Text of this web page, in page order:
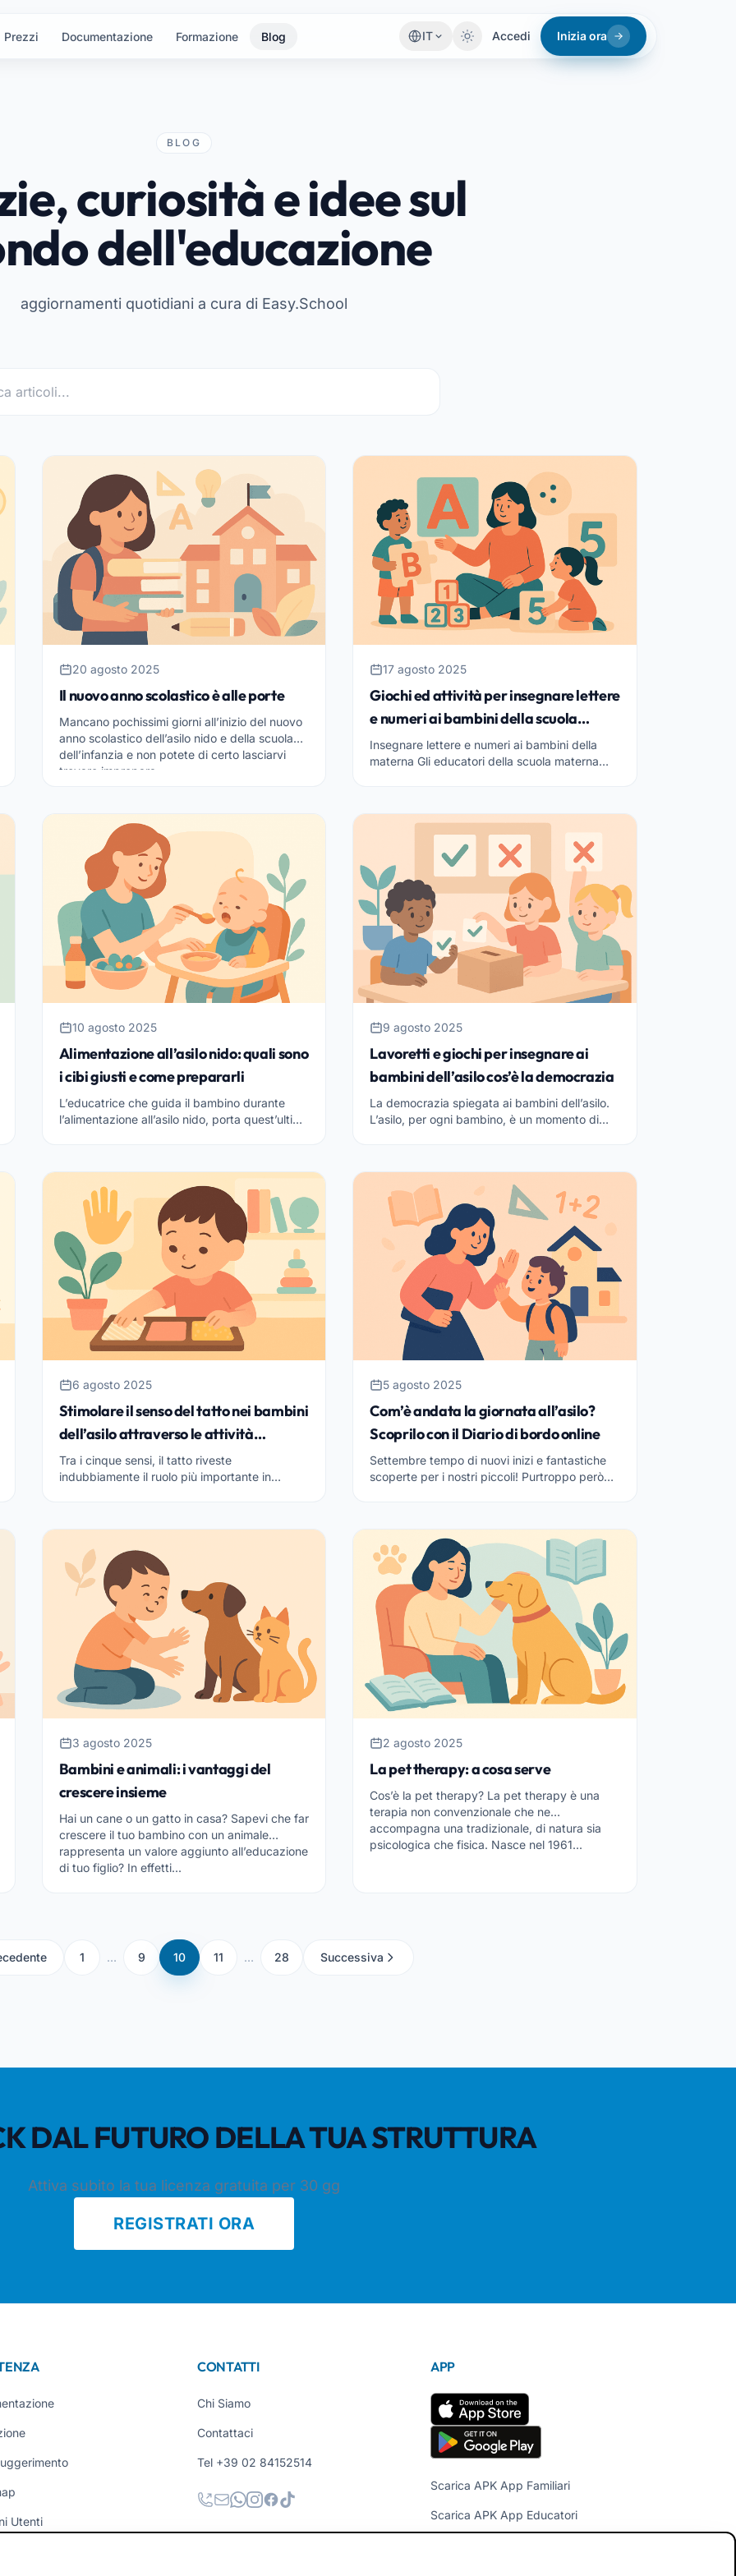
Prezzi Documentazione Formazione Blog IT Accedi Inizia ora
BLOG
curiosità e idee sul
dell'educazione
aggiornamenti quotidiani a cura di Easy.School
20 agosto 2025
Il nuovo anno scolastico è alle porte
Mancano pochissimi giorni all’inizio del nuovo
anno scolastico dell’asilo nido e della scuola
dell’infanzia e non potete di certo lasciarvi
trovare imprepara...
17 agosto 2025
Giochi ed attività per insegnare lettere
e numeri ai bambini della scuola
dell’infanzia
Insegnare lettere e numeri ai bambini della
materna Gli educatori della scuola materna
10 agosto 2025
Alimentazione all’asilo nido: quali sono
i cibi giusti e come prepararli
L’educatrice che guida il bambino durante
l’alimentazione all’asilo nido, porta quest’ultimo
9 agosto 2025
Lavoretti e giochi per insegnare ai
bambini dell’asilo cos’è la democrazia
La democrazia spiegata ai bambini dell’asilo.
L’asilo, per ogni bambino, è un momento di
6 agosto 2025
Stimolare il senso del tatto nei bambini
dell’asilo attraverso le attività
montessoriane
Tra i cinque sensi, il tatto riveste
indubbiamente il ruolo più importante in
5 agosto 2025
Com’è andata la giornata all’asilo?
Scoprilo con il Diario di bordo online
Settembre tempo di nuovi inizi e fantastiche
scoperte per i nostri piccoli! Purtroppo però
3 agosto 2025
Bambini e animali: i vantaggi del
crescere insieme
Hai un cane o un gatto in casa? Sapevi che far
crescere il tuo bambino con un animale
rappresenta un valore aggiunto all’educazione
di tuo figlio? In effetti...
2 agosto 2025
La pet therapy: a cosa serve
Cos’è la pet therapy? La pet therapy è una
terapia non convenzionale che ne
accompagna una tradizionale, di natura sia
psicologica che fisica. Nasce nel 1961...
1 … 9 10 11 … 28 Successiva
DAL FUTURO DELLA TUA STRUTTURA
Attiva subito la tua licenza gratuita per 30 gg
REGISTRATI ORA
Utenti
CONTATTI
Chi Siamo
Contattaci
Tel +39 02 84152514
APP
Scarica APK App Familiari
Scarica APK App Educatori